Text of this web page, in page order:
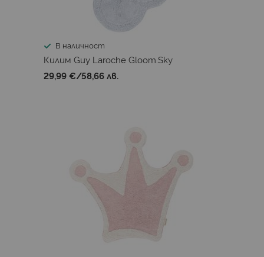
В наличност
Килим Guy Laroche Gloom.Sky
29,99 €/58,66 лв.